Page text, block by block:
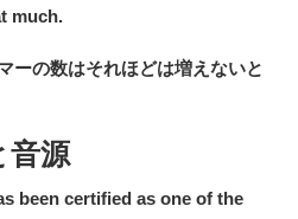
much.
ーの数はそれほどは増えないと
音源
been certified as one of the